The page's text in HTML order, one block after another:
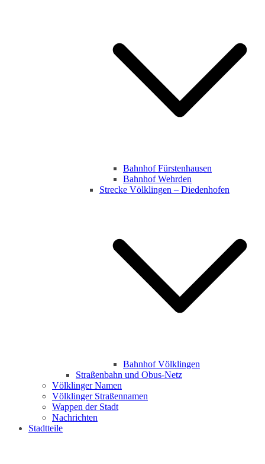
Bahnhof Fürstenhausen
Bahnhof Wehrden
Strecke Völklingen – Diedenhofen
Bahnhof Völklingen
Straßenbahn und Obus-Netz
Völklinger Namen
Völklinger Straßennamen
Wappen der Stadt
Nachrichten
Stadtteile